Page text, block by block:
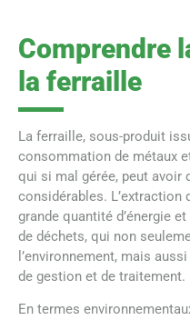
Comprendre
la ferraille
La ferraille, sous-produit
consommation de métaux
qui si mal gérée, peut avoir
considérables. L’extraction
grande quantité d’énergie
de déchets, qui non
l’environnement, mais
de gestion et de traitement.
En termes